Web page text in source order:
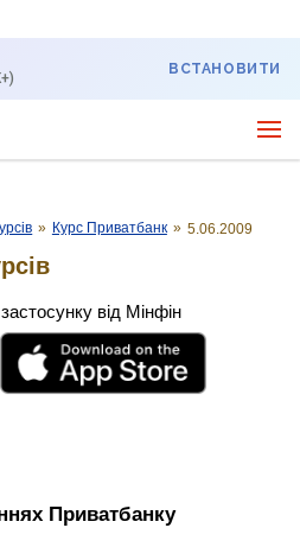
ВСТАНОВИТИ
» Курс Приватбанк » 5.06.2009
від Мінфін
Приватбанку